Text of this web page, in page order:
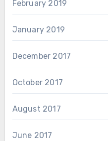
February 2019
January 2019
December 2017
October 2017
August 2017
June 2017